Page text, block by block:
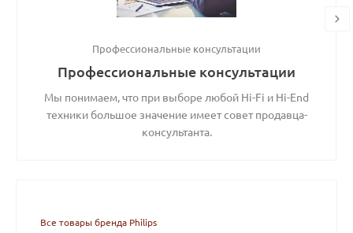
Профессиональные консультации
Профессиональные консультации
Мы понимаем, что при выборе любой Hi-Fi и Hi-End
техники большое значение имеет совет продавца-
консультанта.
Все товары бренда Philips